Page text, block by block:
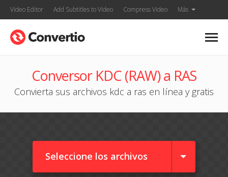
Video Editor Add Subtitles to Video Compress Video Más
Conversor KDC (RAW) a RAS
Convierta sus archivos kdc a ras en línea y gratis
Seleccione los archivos